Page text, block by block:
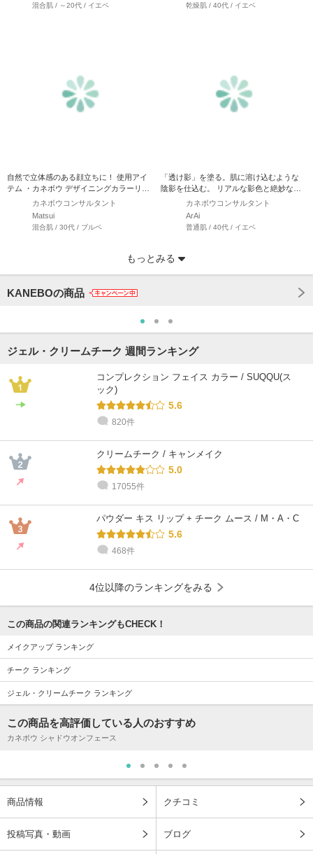
混合肌 / ～20代 / イエベ 乾燥肌 / 40代 / イエベ
自然で立体感のある顔立ちに！ 使用アイ
テム ・カネボウ デザイニングカラーリク
イド 05 Icy…カネボウコンサルタント
Matsui
混合肌 / 30代 / ブルベ
「透け影」を塗る。肌に溶け込むような
陰影を仕込む。 リアルな影色と絶妙な透
け質感で、顔の造形を自…
カネボウコンサルタント
ArAi
普通肌 / 40代 / イエベ
@cosme STORE スタッフ
敏感肌 / 30代 / イエベ 乾燥肌 / 30代 / イエベ
カネボウコンサルタント
混合肌 / 30代 / ブルベ 乾燥肌 / ～20代 / イエベ
カネボウコンサルタント
混合肌 / 30代 / イエベ 乾燥肌 / 40代 / イエベ
もっとみる
KANEBOの商品
ジェル・クリームチーク 週間ランキング
コンプレクション フェイス カラー / SUQQU(ス
ック)
5.6
820件
クリームチーク / キャンメイク
5.0
17055件
パウダー キス リップ + チーク ムース / M・A・C
5.6
468件
4位以降のランキングをみる
この商品の関連ランキングもCHECK！
メイクアップ ランキング
チーク ランキング
ジェル・クリームチーク ランキング
この商品を高評価している人のおすすめ
カネボウ シャドウオンフェース
商品情報 クチコミ
投稿写真・動画 ブログ